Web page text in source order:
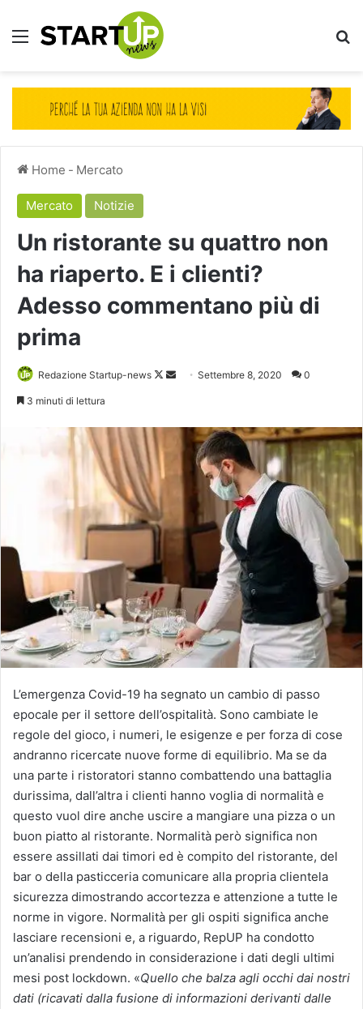
Menu
Home - Mercato
Mercato Notizie
Un ristorante su quattro non
ha riaperto. E i clienti?
Adesso commentano più di
prima
Redazione Startup-news
Follow
Invia Settembre 8, 2020 0
3 minuti di lettura
L’emergenza Covid-19 ha segnato un cambio di passo
epocale per il settore dell’ospitalità. Sono cambiate le
regole del gioco, i numeri, le esigenze e per forza di cose
andranno ricercate nuove forme di equilibrio. Ma se da
una parte i ristoratori stanno combattendo una battaglia
durissima, dall’altra i clienti hanno voglia di normalità e
questo vuol dire anche uscire a mangiare una pizza o un
buon piatto al ristorante. Normalità però significa non
essere assillati dai timori ed è compito del ristorante, del
bar o della pasticceria comunicare alla propria clientela
sicurezza dimostrando accortezza e attenzione a tutte le
norme in vigore. Normalità per gli ospiti significa anche
lasciare recensioni e, a riguardo, RepUP ha condotto
un’analisi prendendo in considerazione i dati degli ultimi
mesi post lockdown. «Quello che balza agli occhi dai nostri
dati (ricavati dalla fusione di informazioni derivanti dalle